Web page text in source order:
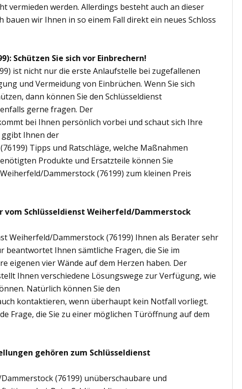
vermieden werden. Allerdings besteht auch an dieser
wir Ihnen in so einem Fall direkt ein neues Schloss
Schützen Sie sich vor Einbrechern!
ist nicht nur die erste Anlaufstelle bei zugefallenen
und Vermeidung von Einbrüchen. Wenn Sie sich
dann können Sie den Schlüsseldienst
gerne fragen. Der
bei Ihnen persönlich vorbei und schaut sich Ihre
ggibt Ihnen der
Tipps und Ratschläge, welche Maßnahmen
Produkte und Ersatzteile können Sie
Dammerstock (76199) zum kleinen Preis
Schlüsseldienst Weiherfeld/Dammerstock
Weiherfeld/Dammerstock (76199) Ihnen als Berater sehr
Ihnen sämtliche Fragen, die Sie im
eigenen vier Wände auf dem Herzen haben. Der
Ihnen verschiedene Lösungswege zur Verfügung, wie
Natürlich können Sie den
kontaktieren, wenn überhaupt kein Notfall vorliegt.
Frage, die Sie zu einer möglichen Türöffnung auf dem
gehören zum Schlüsseldienst
(76199) unüberschaubare und